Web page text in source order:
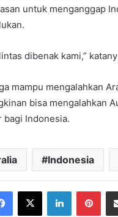
untuk menganggap
dibenak kami,”
mampu mengalahkan
bisa mengalahkan
bagi Indonesia.
Indonesia
Facebook
X LinkedIn